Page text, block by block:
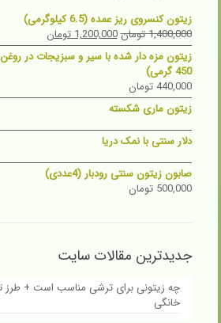
زیتون کنسروی ریز عمده (6.5 کیلوگرمی)
1,400,000تومانOriginal
price
was:
1,200,000تومان
price
is:
زیتون مزه دار شده با سیر و سبزیجات در
450 گرمی)
440,000 تومان
زیتون ماری شکسته
دلار سنتی با نمک دریا
صابون زیتون سنتی رودبار (4عددی)
500,000 تومان
جدیدترین مقالات سایت
چه زیتونی برای ترشی مناسب است + طرز
خانگی